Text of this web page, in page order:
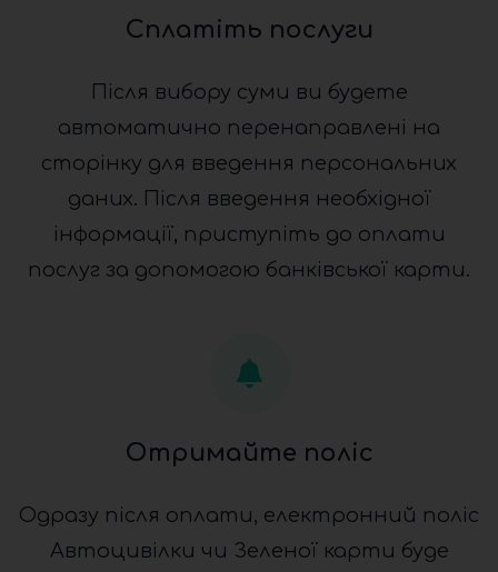
Сплатіть послуги
Після вибору суми ви будете
автоматично перенаправлені на
сторінку для введення персональних
даних. Після введення необхідної
інформації, приступіть до оплати
послуг за допомогою банківської карти.
Отримайте поліс
Одразу після оплати, електронний поліс
Автоцивілки чи Зеленої карти буде